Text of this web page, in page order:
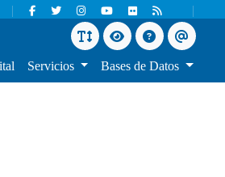
Botón cambiar tamaño
fuente
Botón aumento
de contraste
Botón
preguntas
frecuentes
Botón
Servicios Bases de Datos